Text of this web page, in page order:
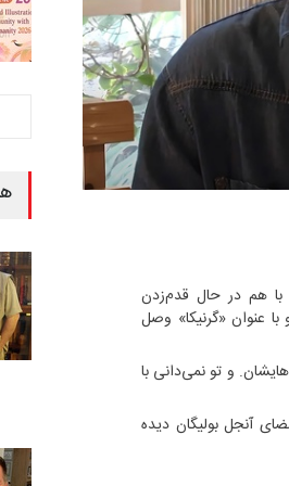
با هم در حال قدم‌زدن
عنوان «گرنیکا» وصل
و تو نمی‌دانی با
آنجل بولیگان دیده